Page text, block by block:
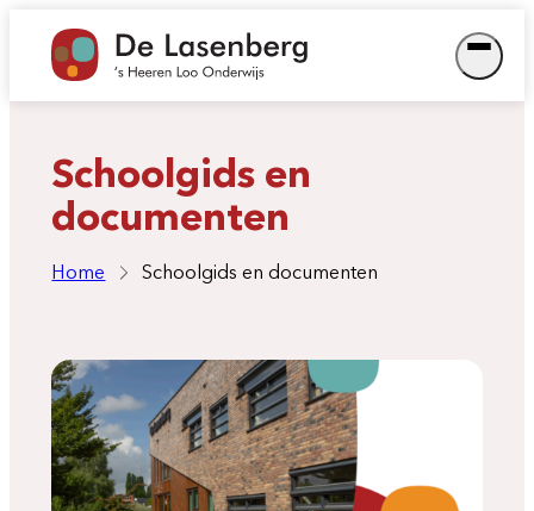
Schoolgids en
documenten
Home Schoolgids en documenten